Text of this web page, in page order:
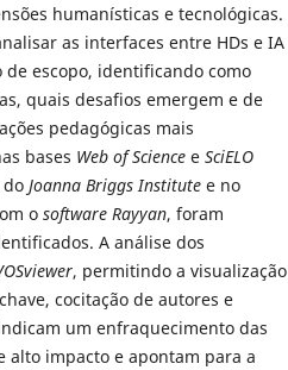
humanísticas e tecnológicas.
as interfaces entre HDs e IA
escopo, identificando como
quais desafios emergem e de
pedagógicas mais
bases Web of Science e SciELO
do Joanna Briggs Institute e no
o software Rayyan, foram
A análise dos
, permitindo a visualização
cocitação de autores e
um enfraquecimento das
alto impacto e apontam para a